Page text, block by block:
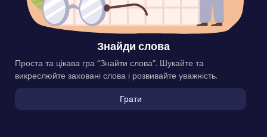
Знайди слова
Проста та цікава гра “Знайти слова”. Шукайте та
викреслюйте заховані слова і розвивайте уважність.
Грати